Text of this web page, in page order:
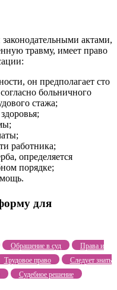
актами,
травму, имеет право
он предполагает сто
больничного
стажа;
работника;
определяется
порядке;
для
Обращение в суд
Права и
Трудовое право
Следует знать
Судебное решение